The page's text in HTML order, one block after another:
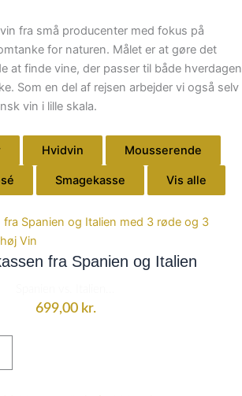
fra små producenter med fokus på
for naturen. Målet er at gøre det
at finde vine, der passer til både hverdagen
Som en del af rejsen arbejder vi også selv
vin i lille skala.
Hvidvin Mousserende
Smagekasse Vis alle
fra Spanien og Italien
699,00 kr.